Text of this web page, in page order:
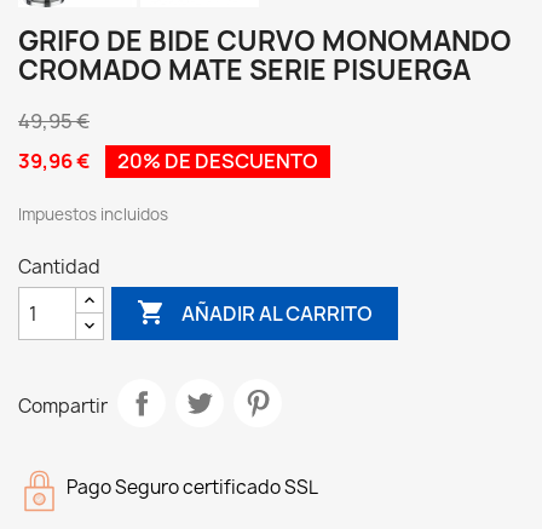
GRIFO DE BIDE CURVO MONOMANDO
CROMADO MATE SERIE PISUERGA
49,95 €
39,96 €
20% DE DESCUENTO
Impuestos incluidos
Cantidad
 AÑADIR AL CARRITO
Compartir
Pago Seguro certificado SSL